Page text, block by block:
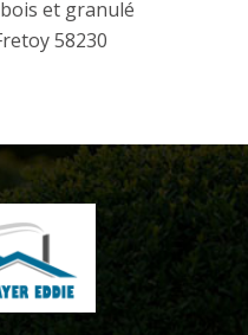
et granulé
58230